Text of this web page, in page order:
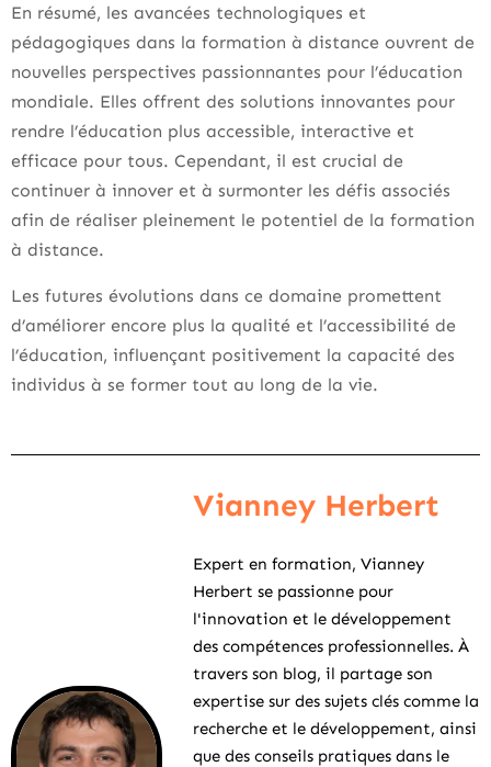
En résumé, les avancées technologiques et
pédagogiques dans la formation à distance ouvrent de
nouvelles perspectives passionnantes pour l’éducation
mondiale. Elles offrent des solutions innovantes pour
rendre l’éducation plus accessible, interactive et
efficace pour tous. Cependant, il est crucial de
continuer à innover et à surmonter les défis associés
afin de réaliser pleinement le potentiel de la formation
à distance.
Les futures évolutions dans ce domaine promettent
d’améliorer encore plus la qualité et l’accessibilité de
l’éducation, influençant positivement la capacité des
individus à se former tout au long de la vie.
Vianney Herbert
Expert en formation, Vianney
Herbert se passionne pour
l'innovation et le développement
des compétences professionnelles. À
travers son blog, il partage son
expertise sur des sujets clés comme la
recherche et le développement, ainsi
que des conseils pratiques dans le